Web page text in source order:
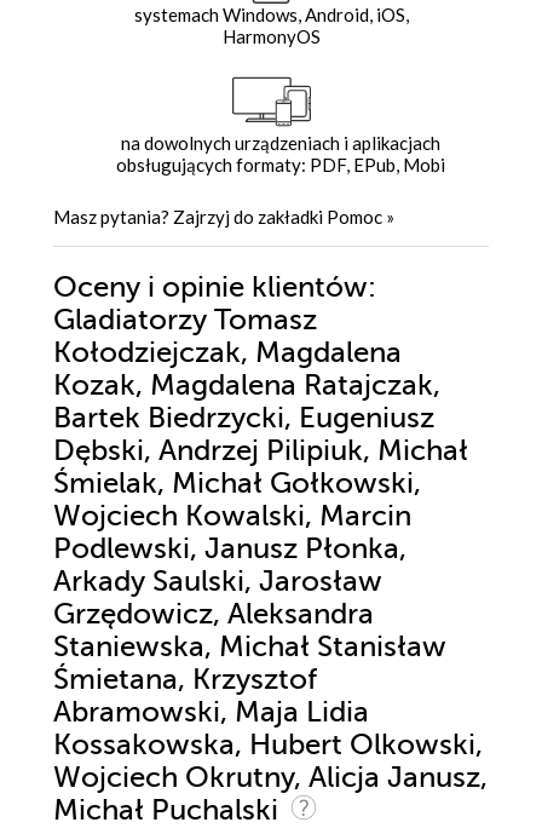
systemach Windows, Android, iOS,
HarmonyOS
na dowolnych urządzeniach i aplikacjach
obsługujących formaty: PDF, EPub, Mobi
Masz pytania? Zajrzyj do zakładki Pomoc »
Oceny i opinie klientów:
Gladiatorzy Tomasz
Kołodziejczak, Magdalena
Kozak, Magdalena Ratajczak,
Bartek Biedrzycki, Eugeniusz
Dębski, Andrzej Pilipiuk, Michał
Śmielak, Michał Gołkowski,
Wojciech Kowalski, Marcin
Podlewski, Janusz Płonka,
Arkady Saulski, Jarosław
Grzędowicz, Aleksandra
Staniewska, Michał Stanisław
Śmietana, Krzysztof
Abramowski, Maja Lidia
Kossakowska, Hubert Olkowski,
Wojciech Okrutny, Alicja Janusz,
Michał Puchalski